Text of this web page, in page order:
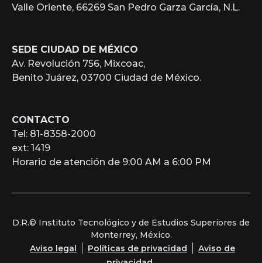
Valle Oriente, 66269 San Pedro Garza García, N.L.
SEDE CIUDAD DE MÉXICO
Av. Revolución 756, Mixcoac,
Benito Juárez, 03700 Ciudad de México.
CONTACTO
Tel: 81-8358-2000
ext: 1419
Horario de atención de 9:00 AM a 6:00 PM
D.R.© Instituto Tecnológico y de Estudios Superiores de
Monterrey, México.
Aviso legal
Políticas de privacidad
Aviso de